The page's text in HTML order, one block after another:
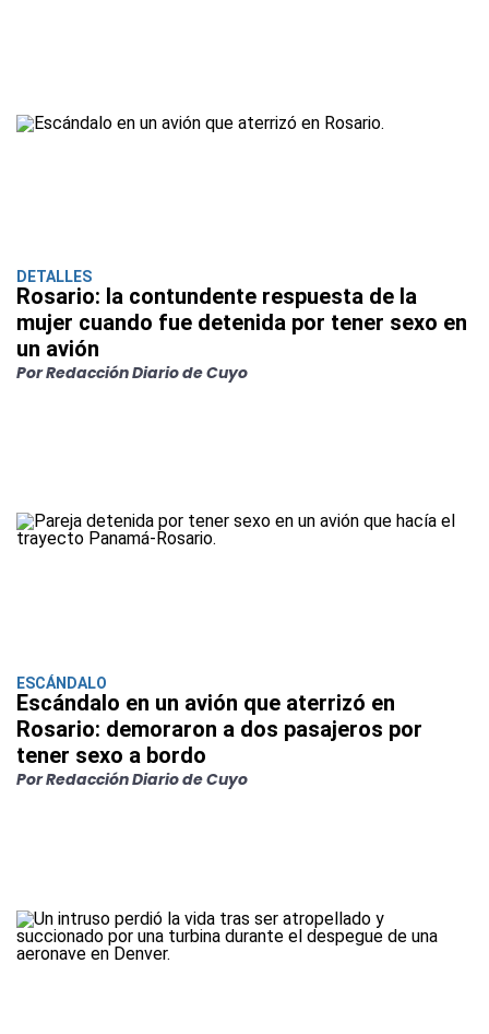
DETALLES
Rosario: la contundente respuesta de la
mujer cuando fue detenida por tener sexo en
un avión
Por Redacción Diario de Cuyo
ESCÁNDALO
Escándalo en un avión que aterrizó en
Rosario: demoraron a dos pasajeros por
tener sexo a bordo
Por Redacción Diario de Cuyo